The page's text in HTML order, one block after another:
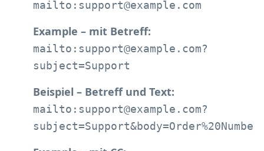
mailto:support@example.com
Example – mit Betreff:
mailto:support@example.com?
subject=Support
Beispiel – Betreff und Text:
mailto:support@example.com?